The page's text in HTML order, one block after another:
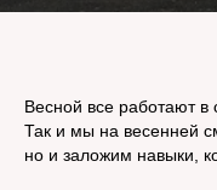
Весной все работают в
Так и мы на весенней
но и заложим навыки,